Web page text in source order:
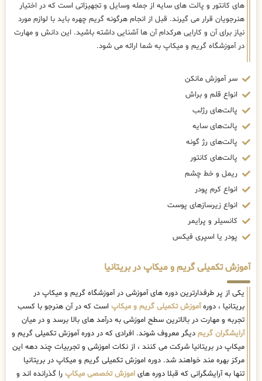
های کانتور و پالت های سایه از جمله وسایل و تجهیزاتی است که در اختیار
هنرجویان قرار می گیرند. قبل از انجام هرگونه گریم چهره باید با لوازم مورد
نیاز برای آن و کارایی هرکدام آن ها آشنایی داشته باشید. این دانش و مهارت
در آموزشگاه گریم و میکاپ به شما ارائه می شود.
سر آموزش مانکن
انواع قلم و براش
پالت‌های رژلب
پالت‌های سایه
پالت‌های رژ گونه
پالت‌های کانتور
ریمل و خط چشم
انواع کرم پودر
انواع زیرسازهای پوست
کانسیلر و پرایمر
پودر یا اسپری فیکس
آموزش تکمیلی گریم و میکاپ در بریتانیا
یکی از پر طرفدارترین دوره های آموزشی در آموزشگاه گریم و میکاپ در
بریتانیا ، دورهآموزش تکمیلی گریم و میکاپ است که در آن هنرجو با کسب
تجربه و مهارت در بالاترین سطح اموزشی به درآمد های بالا برسد و در میان
آرایشگران گریم دیگر معروف شوند. افرادی که در دوره آموزش تکمیلی گریم و
میکاپ در بریتانیا شرکت می کنند ، از نکات اموزشی و تجربیات چند دهه این
مرکز بهره مند خواهند شد. دوره اموزش تکمیلی گریم و میکاپ در بریتانیا
تنها به آرایشگرانی که قبلا دوره های اموزش تخصصی میکاپ را گذرانده اند و